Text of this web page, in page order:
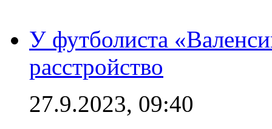
У футболиста
расстройство
27.9.2023, 09:40